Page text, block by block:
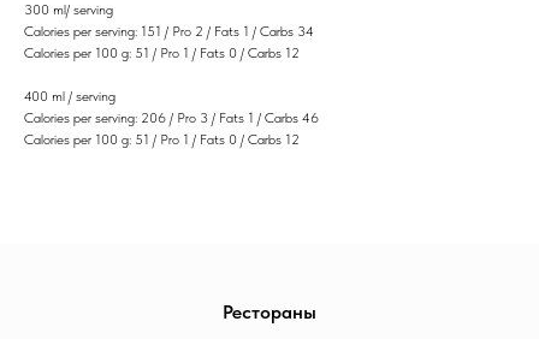
300 ml/ serving
Calories per serving: 151 / Pro 2 / Fats 1 / Carbs 34
Calories per 100 g: 51 / Pro 1 / Fats 0 / Carbs 12
400 ml / serving
Calories per serving: 206 / Pro 3 / Fats 1 / Carbs 46
Calories per 100 g: 51 / Pro 1 / Fats 0 / Carbs 12
Рестораны